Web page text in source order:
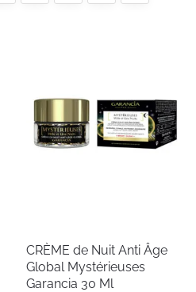
CRÈME de Nuit Anti Âge
Global Mystérieuses
Garancia 30 Ml